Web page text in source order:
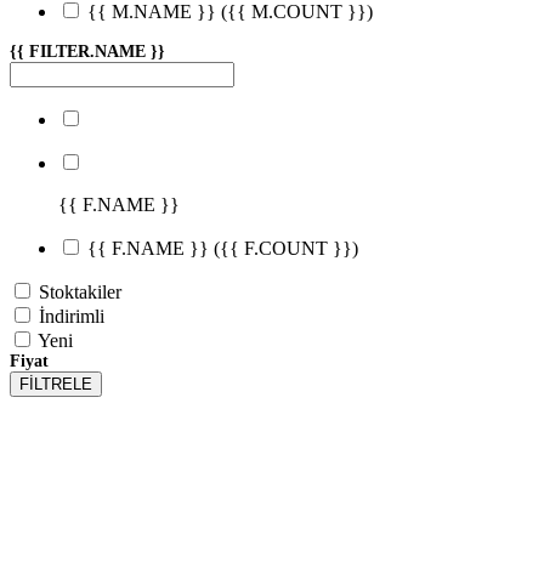
{{ M.NAME }} ({{ M.COUNT }})
{{ FILTER.NAME }}
{{ F.NAME }}
{{ F.NAME }} ({{ F.COUNT }})
Stoktakiler
İndirimli
Yeni
Fiyat
FİLTRELE